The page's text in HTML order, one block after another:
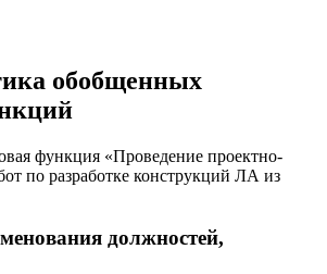
обобщенных
функция «Проведение проектно-
по разработке конструкций ЛА из
должностей,